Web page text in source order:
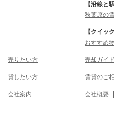
【沿線と
秋葉原の
【クイッ
おすすめ
売りたい方 売却ガイド
貸したい方 賃貸のご
会社案内 会社概要